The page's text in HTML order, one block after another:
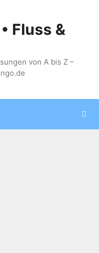
Fluss &
von A bis Z –